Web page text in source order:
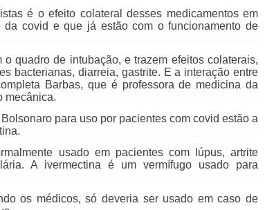
é o efeito colateral desses medicamentos em
covid e que já estão com o funcionamento de
quadro de intubação, e trazem efeitos colaterais,
bacterianas, diarreia, gastrite. E a interação entre
Barbas, que é professora de medicina da
mecânica.
para uso por pacientes com covid estão a
usado em pacientes com lúpus, artrite
A ivermectina é um vermífugo usado para
os médicos, só deveria ser usado em caso de